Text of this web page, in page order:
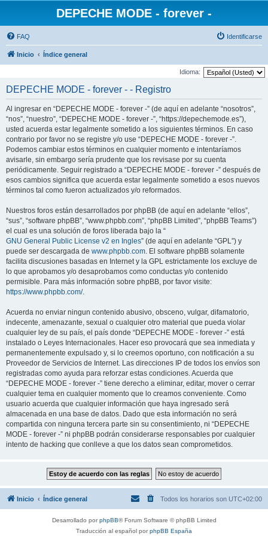
DEPECHE MODE - forever -
FAQ Identificarse
Inicio Índice general
Idioma:
DEPECHE MODE - forever - - Registro
Al ingresar en “DEPECHE MODE - forever -” (de aquí en adelante “nosotros”,
“nos”, “nuestro”, “DEPECHE MODE - forever -”, “https://depechemode.es”),
usted acuerda estar legalmente sometido a los siguientes términos. En caso
contrario por favor no se registre y/o use “DEPECHE MODE - forever -”.
Podemos cambiar estos términos en cualquier momento e intentaríamos
avisarle, sin embargo sería prudente que los revisase por su cuenta
periódicamente. Seguir registrado a “DEPECHE MODE - forever -” después de
esos cambios significa que acuerda estar legalmente sometido a esos nuevos
términos tal como fueron actualizados y/o reformados.
Nuestros foros están desarrollados por phpBB (de aquí en adelante “ellos”,
“sus”, “software phpBB”, “www.phpbb.com”, “phpBB Limited”, “phpBB Teams”)
el cual es una solución de foros liberada bajo la “
GNU General Public License v2 en Ingles” (de aquí en adelante “GPL”) y
puede ser descargada de www.phpbb.com. El software phpBB solamente
facilita discusiones basadas en Internet y la GPL estrictamente los excluye de
lo que aprobamos y/o desaprobamos como conductas y/o contenido
permisible. Para más información sobre phpBB, por favor visite:
https://www.phpbb.com/.
Acuerda no enviar ningun contenido abusivo, obsceno, vulgar, difamatorio,
indecente, amenazante, sexual o cualquier otro material que pueda violar
cualquier ley de su país, el país donde “DEPECHE MODE - forever -” está
instalado o Leyes Internacionales. Hacer eso provocará que sea inmediata y
permanentemente expulsado y, si lo creemos oportuno, con notificación a su
Proveedor de Servicios de Internet. Las direcciones IP de todos los envíos son
registradas como ayuda para reforzar estas condiciones. Acuerda que
“DEPECHE MODE - forever -” tiene derecho a eliminar, editar, mover o cerrar
cualquier tema en cualquier momento que lo creamos conveniente. Como
usuario acuerda que cualquier información que haya ingresado será
almacenada en una base de datos. Dado que esta información no será
compartida con ninguna tercera parte sin su consentimiento, ni “DEPECHE
MODE - forever -” ni phpBB podrán considerarse responsables por cualquier
intento de hacking que conlleve a que los datos sean comprometidos.
Inicio Índice general Todos los horarios son UTC+02:00
Desarrollado porphpBB® Forum Software © phpBB Limited
Traducción al español porphpBB España